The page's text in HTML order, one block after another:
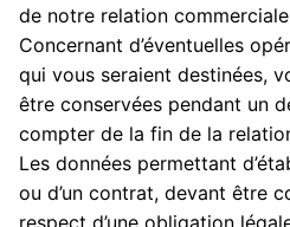
de notre relation
Concernant d’éventuelles
qui vous seraient destinées,
être conservées pendant un
compter de la fin de la
Les données permettant
ou d’un contrat, devant être